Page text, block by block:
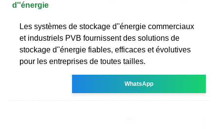
d''énergie
Les systèmes de stockage d''énergie commerciaux
et industriels PVB fournissent des solutions de
stockage d''énergie fiables, efficaces et évolutives
pour les entreprises de toutes tailles.
WhatsApp